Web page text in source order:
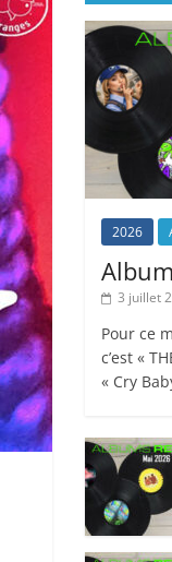
2026
3 juillet
Pour ce
c’est «
« Cry